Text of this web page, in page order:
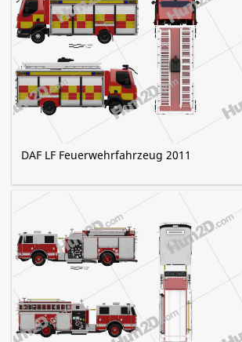
DAF LF Feuerwehrfahrzeug 2011